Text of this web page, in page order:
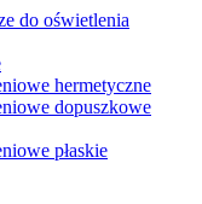
do oświetlenia
hermetyczne
dopuszkowe
płaskie